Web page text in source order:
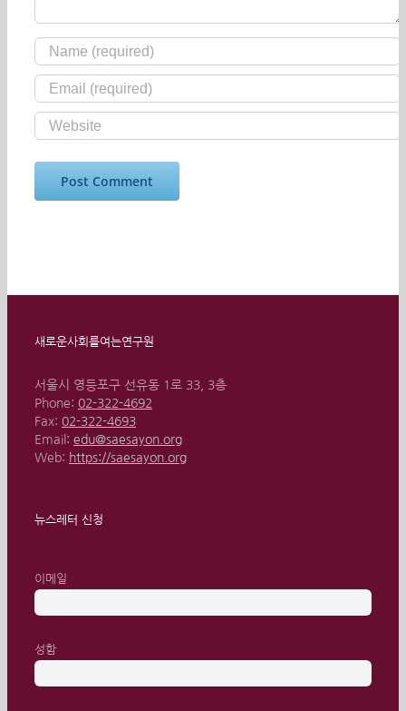
새로운사회를여는연구원
서울시 영등포구 선유동 1로 33, 3층
Phone: 02-322-4692
Fax: 02-322-4693
Email: edu@saesayon.org
Web: https://saesayon.org
뉴스레터 신청
이메일
성함